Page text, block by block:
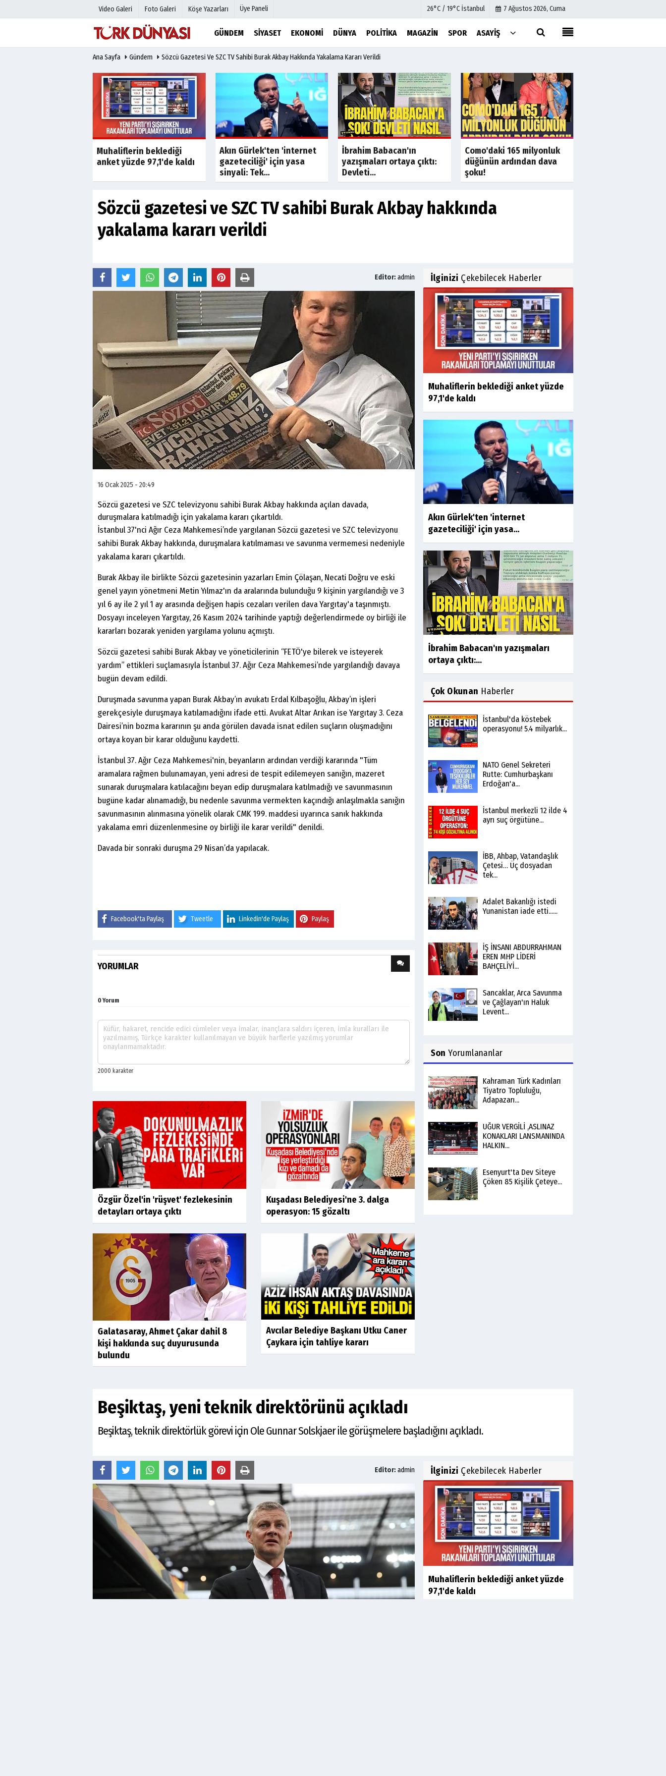
Video Galeri Foto Galeri Köşe Yazarları Üye Paneli 26°C / 19°C İstanbul 7 Ağustos 2026, Cuma
GÜNDEM SIYASET EKONOMI DÜNYA POLITIKA MAGAZIN SPOR ASAYIŞ
Hava Durumu
Gazete Manşetleri
Anketler
Biyografiler
Köşe Yazarları
Video Galeri
Foto Galeri
Etkinlikler
İletişim
Çerez Politikası
Gizlilik İlkeleri
Ana Sayfa Gündem Sözcü Gazetesi Ve SZC TV Sahibi Burak Akbay Hakkında Yakalama Kararı Verildi
Son Dakika
Muhaliflerin beklediği
anket yüzde 97,1'de kaldı
Akın Gürlek'ten 'internet
gazeteciliği' için yasa
sinyali: Tek...
Son Dakika
İbrahim Babacan'ın
yazışmaları ortaya çıktı:
Devleti...
Son Dakika
Como'daki 165 milyonluk
düğünün ardından dava
şoku!
Sözcü gazetesi ve SZC TV sahibi Burak Akbay hakkında
yakalama kararı verildi
Editor:admin
16 Ocak 2025 - 20:49
Sözcü gazetesi ve SZC televizyonu sahibi Burak Akbay hakkında açılan davada,
duruşmalara katılmadığı için yakalama kararı çıkartıldı.
İstanbul 37'nci Ağır Ceza Mahkemesi’nde yargılanan Sözcü gazetesi ve SZC televizyonu
sahibi Burak Akbay hakkında, duruşmalara katılmaması ve savunma vermemesi nedeniyle
yakalama kararı çıkartıldı.
Burak Akbay ile birlikte Sözcü gazetesinin yazarları Emin Çölaşan, Necati Doğru ve eski
genel yayın yönetmeni Metin Yılmaz'ın da aralarında bulunduğu 9 kişinin yargılandığı ve 3
yıl 6 ay ile 2 yıl 1 ay arasında değişen hapis cezaları verilen dava Yargıtay'a taşınmıştı.
Dosyayı inceleyen Yargıtay, 26 Kasım 2024 tarihinde yaptığı değerlendirmede oy birliği ile
kararları bozarak yeniden yargılama yolunu açmıştı.
Sözcü gazetesi sahibi Burak Akbay ve yöneticilerinin “FETÖ'ye bilerek ve isteyerek
yardım” ettikleri suçlamasıyla İstanbul 37. Ağır Ceza Mahkemesi’nde yargılandığı davaya
bugün devam edildi.
Duruşmada savunma yapan Burak Akbay’ın avukatı Erdal Kılbaşoğlu, Akbay’ın işleri
gerekçesiyle duruşmaya katılamadığını ifade etti. Avukat Altar Arıkan ise Yargıtay 3. Ceza
Dairesi’nin bozma kararının şu anda görülen davada isnat edilen suçların oluşmadığını
ortaya koyan bir karar olduğunu kaydetti.
İstanbul 37. Ağır Ceza Mahkemesi'nin, beyanların ardından verdiği kararında "Tüm
aramalara rağmen bulunamayan, yeni adresi de tespit edilemeyen sanığın, mazeret
sunarak duruşmalara katılacağını beyan edip duruşmalara katılmadığı ve savunmasının
bugüne kadar alınamadığı, bu nedenle savunma vermekten kaçındığı anlaşılmakla sanığın
savunmasının alınmasına yönelik olarak CMK 199. maddesi uyarınca sanık hakkında
yakalama emri düzenlenmesine oy birliği ile karar verildi" denildi.
Davada bir sonraki duruşma 29 Nisan’da yapılacak.
Facebook'ta Paylaş Tweetle Linkedin'de Paylaş Paylaş
YORUMLAR
0 Yorum
Özgür Özel'in 'rüşvet' fezlekesinin
detayları ortaya çıktı
Kuşadası Belediyesi'ne 3. dalga
operasyon: 15 gözaltı
Galatasaray, Ahmet Çakar dahil 8
kişi hakkında suç duyurusunda
bulundu
Avcılar Belediye Başkanı Utku Caner
Çaykara için tahliye kararı
İlginizi Çekebilecek Haberler
Muhaliflerin beklediği anket yüzde
97,1'de kaldı
Akın Gürlek'ten 'internet
gazeteciliği' için yasa...
İbrahim Babacan'ın yazışmaları
ortaya çıktı:...
Çok Okunan Haberler
İstanbul'da köstebek
operasyonu! 5.4 milyarlık...
NATO Genel Sekreteri
Rutte: Cumhurbaşkanı
Erdoğan'a...
İstanbul merkezli 12 ilde 4
ayrı suç örgütüne...
İBB, Ahbap, Vatandaşlık
Çetesi… Üç dosyadan
tek...
Adalet Bakanlığı istedi
Yunanistan iade etti......
İŞ İNSANI ABDURRAHMAN
EREN MHP LİDERİ
BAHÇELİYİ...
Sancaklar, Arca Savunma
ve Çağlayan'ın Haluk
Levent...
Son Yorumlananlar
Kahraman Türk Kadınları
Tiyatro Topluluğu,
Adapazarı...
UĞUR VERGİLİ ,ASLINAZ
KONAKLARI LANSMANINDA
HALKIN...
Esenyurt'ta Dev Siteye
Çöken 85 Kişilik Çeteye...
Beşiktaş, yeni teknik direktörünü açıkladı
Beşiktaş, teknik direktörlük görevi için Ole Gunnar Solskjaer ile görüşmelere başladığını açıkladı.
Editor:admin İlginizi Çekebilecek Haberler
Muhaliflerin beklediği anket yüzde
97,1'de kaldı